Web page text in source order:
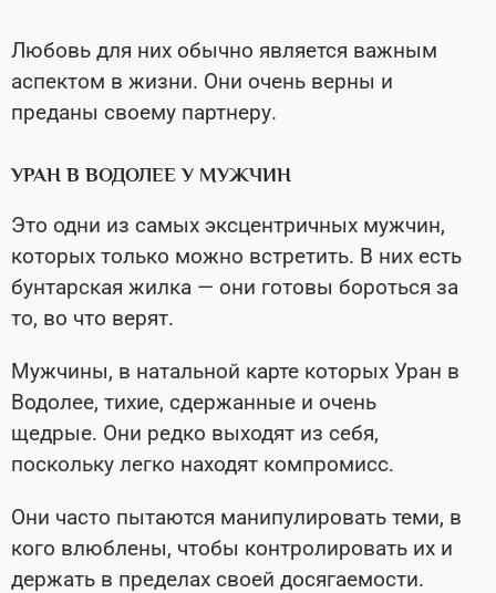
Любовь для них обычно является важным
аспектом в жизни. Они очень верны и
преданы своему партнеру.
УРАН В ВОДОЛЕЕ У МУЖЧИН
Это одни из самых эксцентричных мужчин,
которых только можно встретить. В них есть
бунтарская жилка — они готовы бороться за
то, во что верят.
Мужчины, в натальной карте которых Уран в
Водолее, тихие, сдержанные и очень
щедрые. Они редко выходят из себя,
поскольку легко находят компромисс.
Они часто пытаются манипулировать теми, в
кого влюблены, чтобы контролировать их и
держать в пределах своей досягаемости.